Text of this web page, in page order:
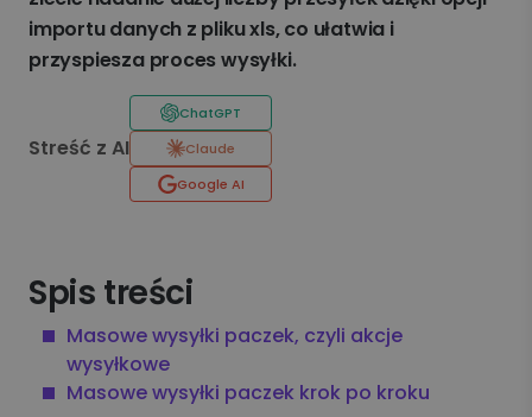
importu danych z pliku xls, co ułatwia i
przyspiesza proces wysyłki.
Streść z AI
ChatGPT
Claude
Google AI
Spis treści
Masowe wysyłki paczek, czyli akcje
wysyłkowe
Masowe wysyłki paczek krok po kroku